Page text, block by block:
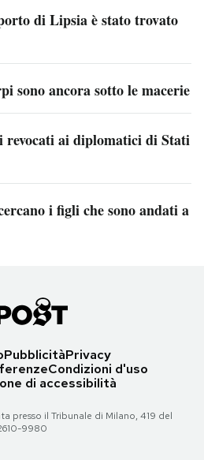
di Lipsia è stato trovato
sono ancora sotto le macerie
ai diplomatici di Stati
i figli che sono andati a
PubblicitàPrivacy
Condizioni d'uso
di accessibilità
presso il Tribunale di Milano, 419 del
9980